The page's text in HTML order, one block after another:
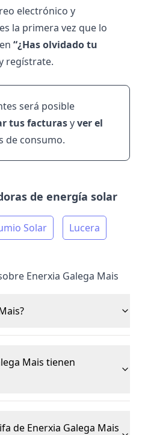
electrónico y
la primera vez que lo
“¿Has olvidado tu
regístrate.
será posible
tus facturasyver el
de consumo.
de energía solar
Solar Lucera
Enerxia Galega Mais
Mais tienen
de Enerxia Galega Mais